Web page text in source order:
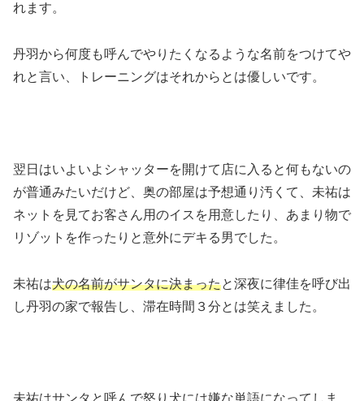
れます。
丹羽から何度も呼んでやりたくなるような名前をつけてや
れと言い、トレーニングはそれからとは優しいです。
翌日はいよいよシャッターを開けて店に入ると何もないの
が普通みたいだけど、奥の部屋は予想通り汚くて、未祐は
ネットを見てお客さん用のイスを用意したり、あまり物で
リゾットを作ったりと意外にデキる男でした。
未祐は犬の名前がサンタに決まったと深夜に律佳を呼び出
し丹羽の家で報告し、滞在時間３分とは笑えました。